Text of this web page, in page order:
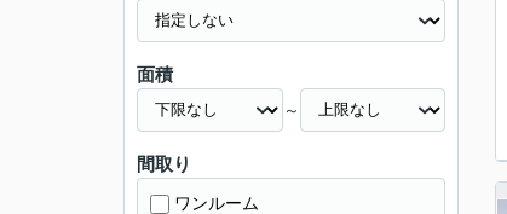
面積
～
間取り
ワンルーム